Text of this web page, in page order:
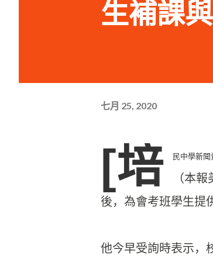
生補課
七月 25, 2020
[培 民中學新聞
（本
後，為會考班學生提
他今早受詢時表示，